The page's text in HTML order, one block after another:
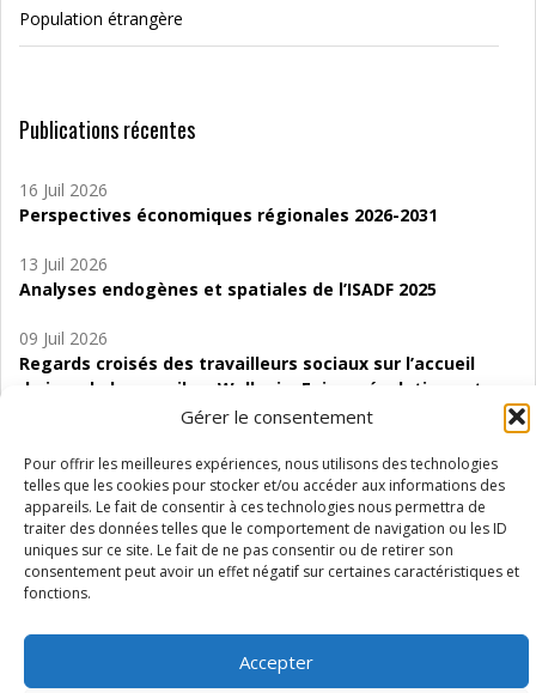
Gérer le consentement
Pour offrir les meilleures expériences, nous utilisons des technologies
telles que les cookies pour stocker et/ou accéder aux informations des
appareils. Le fait de consentir à ces technologies nous permettra de
traiter des données telles que le comportement de navigation ou les ID
uniques sur ce site. Le fait de ne pas consentir ou de retirer son
consentement peut avoir un effet négatif sur certaines caractéristiques et
fonctions.
Accepter
Population étrangère
Publications récentes
16 Juil 2026
Perspectives économiques régionales 2026-2031
13 Juil 2026
Analyses endogènes et spatiales de l’ISADF 2025
09 Juil 2026
Regards croisés des travailleurs sociaux sur l’accueil
de jour de bas seuil en Wallonie. Enjeux, évolutions et
06 Juil 2026
Étude d’évaluabilité des Structures
d’accompagnement à l’autocréation d’emploi (SAACE)
01 Juil 2026
Pénurie du personnel infirmier :quels indicateurs
Wallonie ?